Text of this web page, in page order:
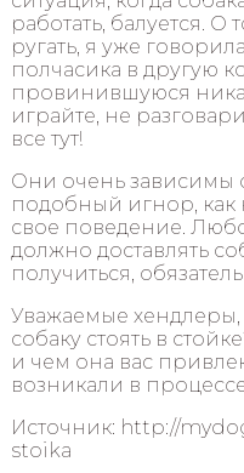
работать, балуется. О
ругать, я уже
полчасика в другую
провинившуюся
играйте, не
все тут!
Они очень зависимы
подобный игнор, как
свое поведение.
должно доставлять
получиться,
Уважаемые
собаку стоять в
и чем она вас
возникали в
Источник: http://
stoika